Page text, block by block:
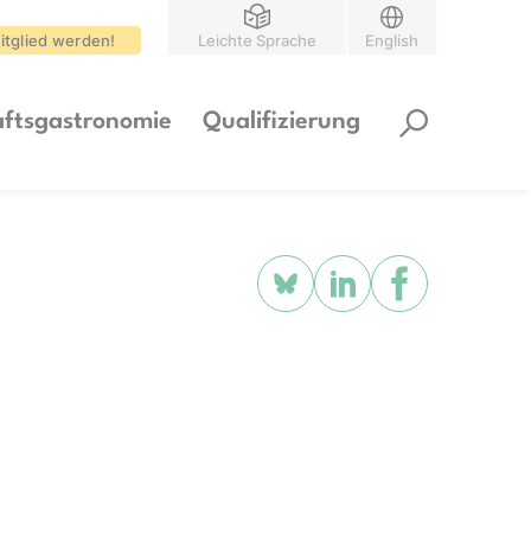
werden! Leichte Sprache English
Qualifizierung